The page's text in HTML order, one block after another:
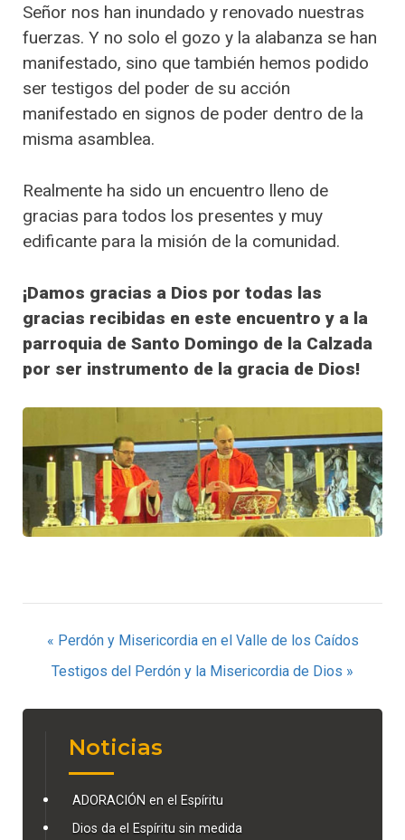
Señor nos han inundado y renovado nuestras
fuerzas. Y no solo el gozo y la alabanza se han
manifestado, sino que también hemos podido
ser testigos del poder de su acción
manifestado en signos de poder dentro de la
misma asamblea.
Realmente ha sido un encuentro lleno de
gracias para todos los presentes y muy
edificante para la misión de la comunidad.
¡Damos gracias a Dios por todas las
gracias recibidas en este encuentro y a la
parroquia de Santo Domingo de la Calzada
por ser instrumento de la gracia de Dios!
Navegación
entradas
« Perdón y Misericordia en el Valle de los Caídos
Testigos del Perdón y la Misericordia de Dios »
Noticias
ADORACIÓN en el Espíritu
Dios da el Espíritu sin medida